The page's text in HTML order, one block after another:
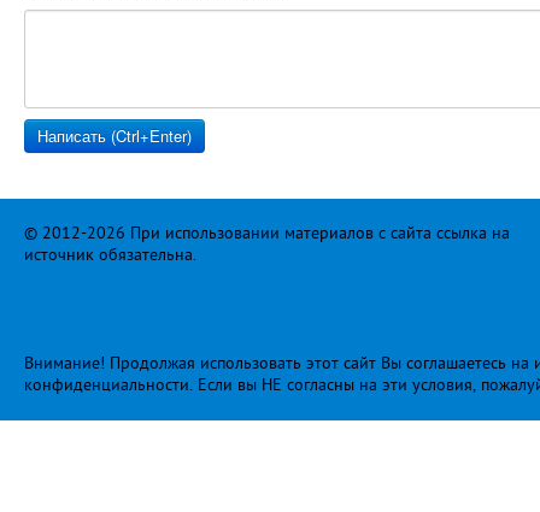
© 2012-2026 При использовании материалов с сайта ссылка на
источник обязательна.
Внимание! Продолжая использовать этот сайт Вы соглашаетесь
конфиденциальности. Если вы НЕ согласны на эти условия,